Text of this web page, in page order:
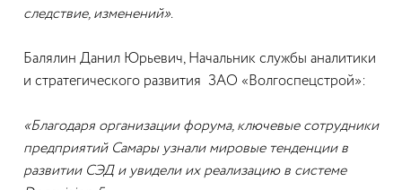
следствие, изменений».
Балялин Данил Юрьевич, Начальник службы аналитики
и стратегического развития ЗАО «Волгоспецстрой»:
«Благодаря организации форума, ключевые сотрудники
предприятий Самары узнали мировые тенденции в
развитии СЭД и увидели их реализацию в системе